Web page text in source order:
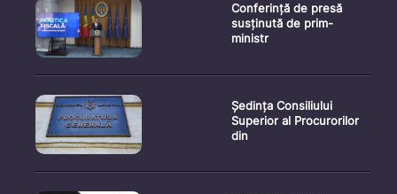
Conferință de presă
susținută de prim-
ministr
Ședința Consiliului
Superior al Procurorilor
din